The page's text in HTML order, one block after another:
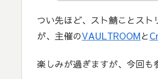
つい先ほど、スト鯖ことス
が、主催のVAULTROOMと
楽しみが過ぎますが、今回も